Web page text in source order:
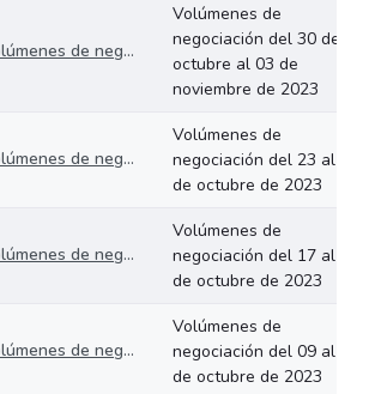
Volúmenes de negociación del 30 de octubre al 03 de noviembre de 2023
Volúmenes de
negociación del 30 de
octubre al 03 de
noviembre de 2023
Volúmenes de negociación del 23 al 27 de octubre de 2023
Volúmenes de
negociación del 23 al 27
de octubre de 2023
Volúmenes de negociación del 17 al 20 de octubre de 2023
Volúmenes de
negociación del 17 al 20
de octubre de 2023
Volúmenes de negociación del 09 al 13 de octubre de 2023
Volúmenes de
negociación del 09 al 13
de octubre de 2023